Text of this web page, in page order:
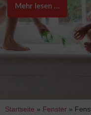
Mehr lesen ...
Startseite » Fenster »